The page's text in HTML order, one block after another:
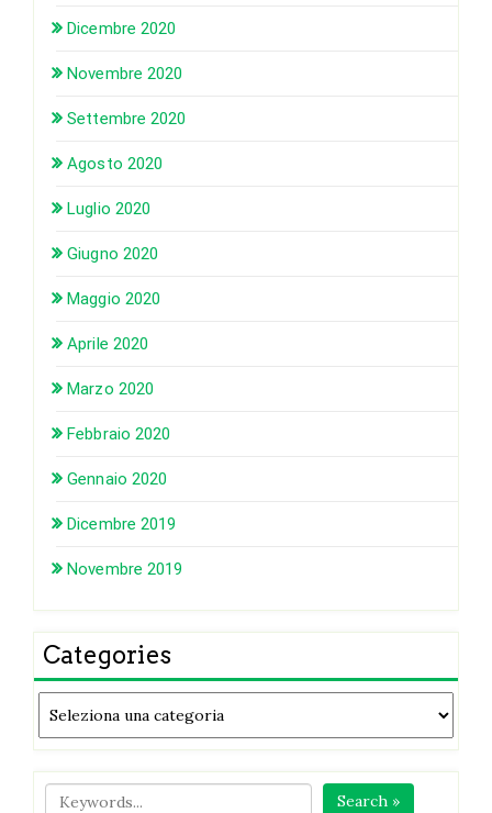
Dicembre 2020
Novembre 2020
Settembre 2020
Agosto 2020
Luglio 2020
Giugno 2020
Maggio 2020
Aprile 2020
Marzo 2020
Febbraio 2020
Gennaio 2020
Dicembre 2019
Novembre 2019
Categories
Search »